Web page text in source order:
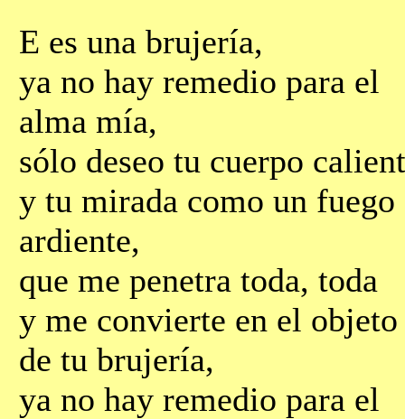
Е es una brujería,
ya no hay remedio para el
alma mía,
sólo deseo tu cuerpo
y tu mirada como un fuego
ardiente,
que me penetra toda, toda
y me convierte en el objeto
de tu brujería,
ya no hay remedio para el